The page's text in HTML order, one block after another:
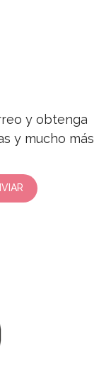
y obtenga
y mucho más